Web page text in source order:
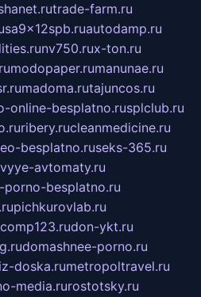
trade-farm.ru
autodamp.ru
nv750.rux-ton.ru
modopaper.rumanunae.ru
madoma.rutajuncos.ru
online-besplatno.rusplclub.ru
ribery.rucleanmedicine.ru
besplatno.ruseks-365.ru
avtomaty.ru
porno-besplatno.ru
pichkurovlab.ru
comp123.rudon-ykt.ru
domashnee-porno.ru
doska.rumetropoltravel.ru
media.rurostotsky.ru